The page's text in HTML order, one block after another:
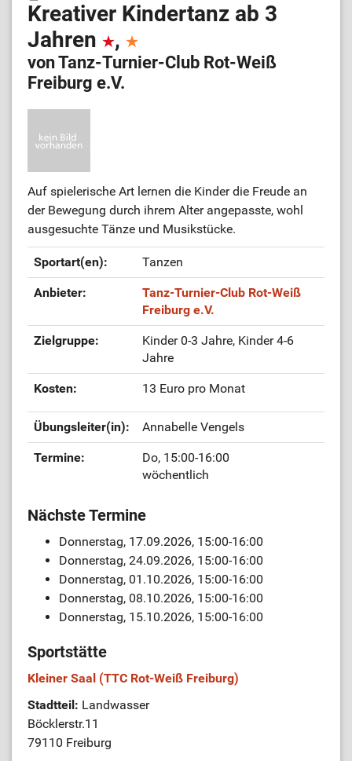
Kreativer Kindertanz ab 3
Jahren
,
von Tanz-Turnier-Club Rot-Weiß
Freiburg e.V.
Auf spielerische Art lernen die Kinder die Freude an
der Bewegung durch ihrem Alter angepasste, wohl
ausgesuchte Tänze und Musikstücke.
Sportart(en): Tanzen
Anbieter:
Tanz-Turnier-Club Rot-Weiß
Freiburg e.V.
Zielgruppe:
Kinder 0-3 Jahre, Kinder 4-6
Jahre
Kosten: 13 Euro pro Monat
Übungsleiter(in): Annabelle Vengels
Termine:
Do, 15:00-16:00
wöchentlich
Nächste Termine
Donnerstag, 17.09.2026, 15:00-16:00
Donnerstag, 24.09.2026, 15:00-16:00
Donnerstag, 01.10.2026, 15:00-16:00
Donnerstag, 08.10.2026, 15:00-16:00
Donnerstag, 15.10.2026, 15:00-16:00
Sportstätte
Kleiner Saal (TTC Rot-Weiß Freiburg)
Stadtteil: Landwasser
Böcklerstr.11
79110 Freiburg